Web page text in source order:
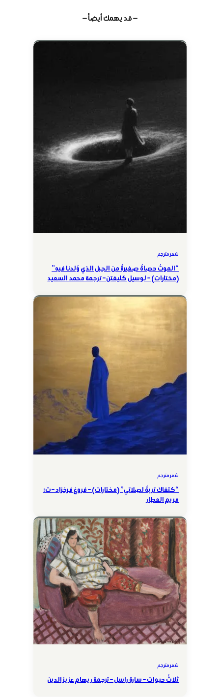
— قد يهمك أيضاً —
شعر مترجم
“الموتُ حصاةٌ صغيرةٌ من الجبل الذي وُلدنا فيه”
(مختارات) – لوسيل كليفتن – ترجمة محمد السعيد
شعر مترجم
“كتفاكَ تربةٌ لصلاتي” (مختارات) – فروغ فرخزاد – ت:
مريم العطار
شعر مترجم
ثلاثُ حيوات – سارة راسل – ترجمة ريهام عزيز الدين